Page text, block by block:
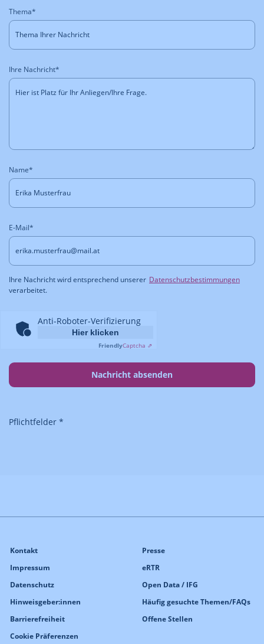
Thema*
Ihre Nachricht*
Name*
E-Mail*
Ihre Nachricht wird entsprechend unserer Datenschutzbestimmungen
verarbeitet.
Anti-Roboter-Verifizierung
Hier klicken
FriendlyCaptcha ⇗
Pflichtfelder *
Kontakt
Impressum
Datenschutz
Hinweisgeber:innen
Barrierefreiheit
Cookie Präferenzen
Presse
eRTR
Open Data / IFG
Häufig gesuchte Themen/FAQs
Offene Stellen